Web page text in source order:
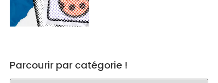
Parcourir par catégorie !